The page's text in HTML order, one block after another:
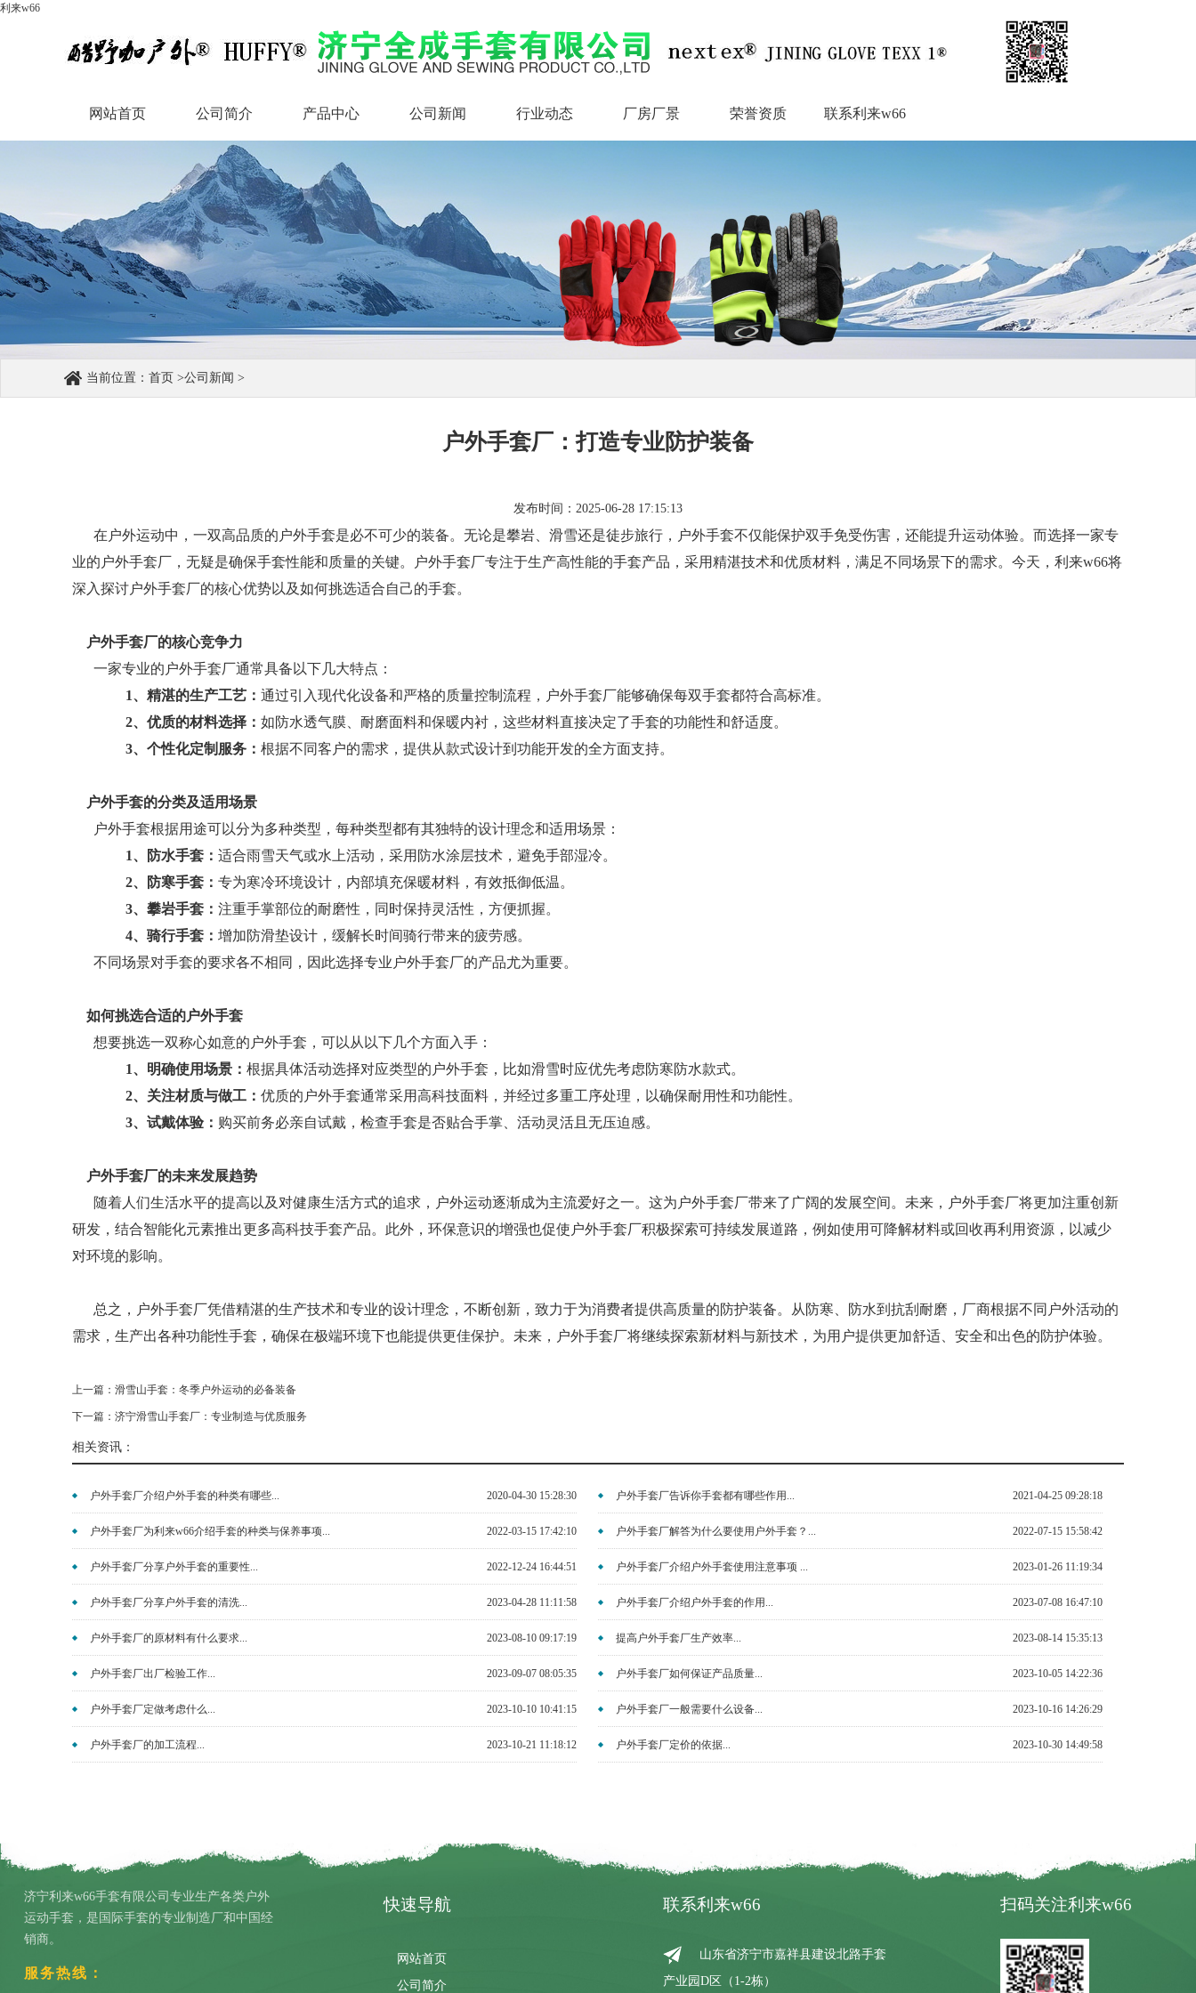
利来w66
网站首页 公司简介
公司简介
产品中心
产品中心
公司新闻 行业动态 厂房厂景 荣誉资质 联系利来w66
当前位置： 首页 >公司新闻 >
户外手套厂：打造专业防护装备
发布时间：2025-06-28 17:15:13
在户外运动中，一双高品质的户外手套是必不可少的装备。无论是攀岩、滑雪还是徒步旅行，户外手套不仅能保护双手免受伤害，还能提升运动体验。而选择一家专
业的户外手套厂，无疑是确保手套性能和质量的关键。
户外手套厂专注于生产高性能的手套产品，采用精湛技术和优质材料，满足不同场景下的需求。今天，利来w66将
深入探讨户外手套厂的核心优势以及如何挑选适合自己的手套。
户外手套厂的核心竞争力
一家专业的户外手套厂通常具备以下几大特点：
1、精湛的生产工艺： 通过引入现代化设备和严格的质量控制流程，户外手套厂能够确保每双手套都符合高标准。
2、 优质的材料选择： 如防水透气膜、耐磨面料和保暖内衬，这些材料直接决定了手套的功能性和舒适度。
3、 个性化定制服务： 根据不同客户的需求，提供从款式设计到功能开发的全方面支持。
户外手套的分类及适用场景
户外手套根据用途可以分为多种类型，每种类型都有其独特的设计理念和适用场景：
1、防水手套： 适合雨雪天气或水上活动，采用防水涂层技术，避免手部湿冷。
2、防寒手套： 专为寒冷环境设计，内部填充保暖材料，有效抵御低温。
3、攀岩手套： 注重手掌部位的耐磨性，同时保持灵活性，方便抓握。
4、骑行手套： 增加防滑垫设计，缓解长时间骑行带来的疲劳感。
不同场景对手套的要求各不相同，因此选择专业户外手套厂的产品尤为重要。
如何挑选合适的户外手套
想要挑选一双称心如意的户外手套，可以从以下几个方面入手：
1、 明确使用场景： 根据具体活动选择对应类型的户外手套，比如滑雪时应优先考虑防寒防水款式。
2、 关注材质与做工： 优质的户外手套通常采用高科技面料，并经过多重工序处理，以确保耐用性和功能性。
3、 试戴体验： 购买前务必亲自试戴，检查手套是否贴合手掌、活动灵活且无压迫感。
户外手套厂的未来发展趋势
随着人们生活水平的提高以及对健康生活方式的追求，户外运动逐渐成为主流爱好之一。这为户外手套厂带来了广阔的发展空间。未来，户外手套厂将更加注重创新
研发，结合智能化元素推出更多高科技手套产品。 此外，环保意识的增强也促使户外手套厂积极探索可持续发展道路，例如使用可降解材料或回收再利用资源，以减少
对环境的影响。
总之，户外手套厂凭借精湛的生产技术和专业的设计理念，不断创新，致力于为消费者提供高质量的防护装备。从防寒、防水到抗刮耐磨，厂商根据不同户外活动的
需求，生产出各种功能性手套，确保在极端环境下也能提供更佳保护。未来，户外手套厂将继续探索新材料与新技术，为用户提供更加舒适、安全和出色的防护体验。
上一篇： 滑雪山手套：冬季户外运动的必备装备
下一篇： 济宁滑雪山手套厂：专业制造与优质服务
相关资讯：
2020-04-30 15:28:30
户外手套厂介绍户外手套的种类有哪些... 2021-04-25 09:28:18
户外手套厂告诉你手套都有哪些作用...
2022-03-15 17:42:10
户外手套厂为利来w66介绍手套的种类与保养事项... 2022-07-15 15:58:42
户外手套厂解答为什么要使用户外手套？...
2022-12-24 16:44:51
户外手套厂分享户外手套的重要性... 2023-01-26 11:19:34
户外手套厂介绍户外手套使用注意事项 ...
2023-04-28 11:11:58
户外手套厂分享户外手套的清洗... 2023-07-08 16:47:10
户外手套厂介绍户外手套的作用...
2023-08-10 09:17:19
户外手套厂的原材料有什么要求... 2023-08-14 15:35:13
提高户外手套厂生产效率...
2023-09-07 08:05:35
户外手套厂出厂检验工作... 2023-10-05 14:22:36
户外手套厂如何保证产品质量...
2023-10-10 10:41:15
户外手套厂定做考虑什么... 2023-10-16 14:26:29
户外手套厂一般需要什么设备...
2023-10-21 11:18:12
户外手套厂的加工流程... 2023-10-30 14:49:58
户外手套厂定价的依据...
济宁利来w66手套有限公司专业生产各类户外
运动手套，是国际手套的专业制造厂和中国经
销商。
服务热线：
快速导航
网站首页
公司简介
联系利来w66
山东省济宁市嘉祥县建设北路手套
产业园D区（1-2栋）
扫码关注利来w66